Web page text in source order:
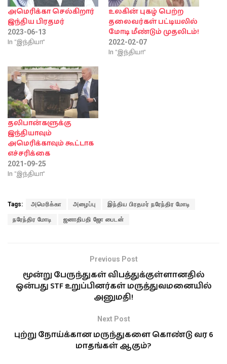
அமெரிக்கா செல்கிறார்
இந்திய பிரதமர்
2023-06-13
In "இந்தியா"
உலகின் புகழ் பெற்ற
தலைவர்கள் பட்டியலில்
மோடி மீண்டும் முதலிடம்!
2022-02-07
In "இந்தியா"
தலிபான்களுக்கு
இந்தியாவும்
அமெரிக்காவும் கூட்டாக
எச்சரிக்கை
2021-09-25
In "இந்தியா"
Tags: அமெரிக்கா அழைப்பு இந்திய பிரதமர் நரேந்திர மோடி
நரேந்திர மோடி ஜனாதிபதி ஜோ பைடன்
Previous Post
மூன்று பேருந்துகள் விபத்துக்குள்ளானதில்
ஒன்பது STF உறுப்பினர்கள் மருத்துவமனையில்
அனுமதி!
Next Post
புற்று நோய்க்கான மருந்துகளை கொண்டு வர 6
மாதங்கள் ஆகும்?